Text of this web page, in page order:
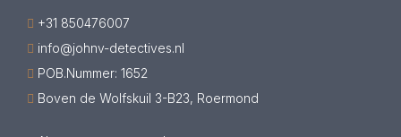
+31 850476007
info@johnv-detectives.nl
POB.Nummer: 1652
Boven de Wolfskuil 3-B23, Roermond